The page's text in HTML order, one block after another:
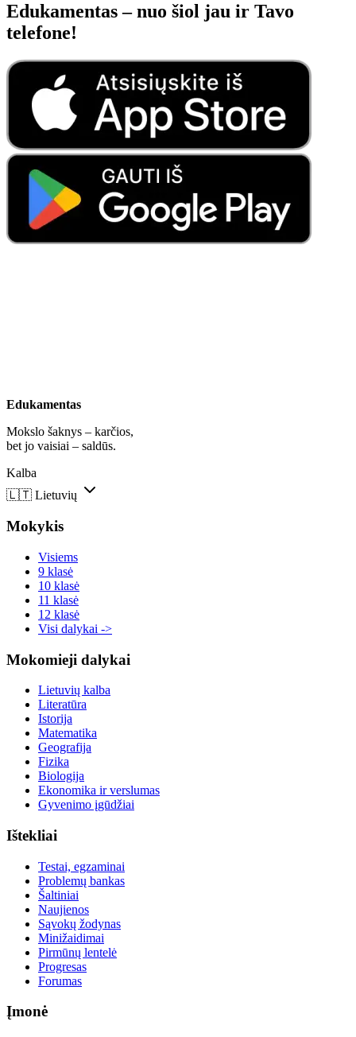
Edukamentas – nuo šiol jau ir Tavo
telefone!
Edukamentas
Mokslo šaknys – karčios,
bet jo vaisiai – saldūs.
Kalba
🇱🇹 Lietuvių
Mokykis
Visiems
9 klasė
10 klasė
11 klasė
12 klasė
Visi dalykai ->
Mokomieji dalykai
Lietuvių kalba
Literatūra
Istorija
Matematika
Geografija
Fizika
Biologija
Ekonomika ir verslumas
Gyvenimo įgūdžiai
Ištekliai
Testai, egzaminai
Problemų bankas
Šaltiniai
Naujienos
Sąvokų žodynas
Minižaidimai
Pirmūnų lentelė
Progresas
Forumas
Įmonė